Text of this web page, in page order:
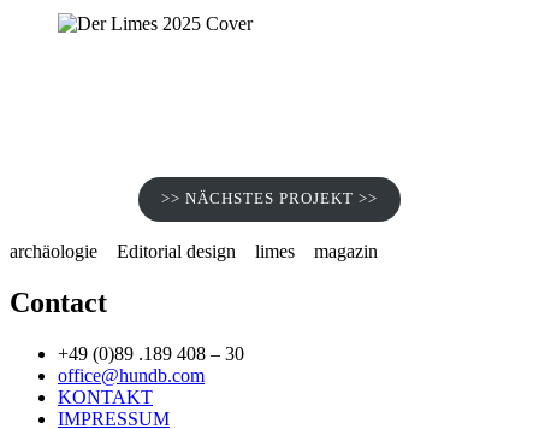
>> NÄCHSTES PROJEKT >>
archäologie Editorial design limes magazin
Contact
+49 (0)89 .189 408 – 30
office@hundb.com
KONTAKT
IMPRESSUM